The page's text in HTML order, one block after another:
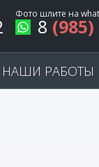
Фото шлите на
8 (985)
НАШИ РАБОТЫ